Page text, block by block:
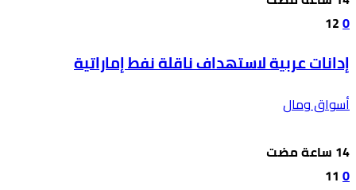
0
12
إدانات عربية لاستهداف ناقلة نفط إماراتية
أسواق ومال
0
11